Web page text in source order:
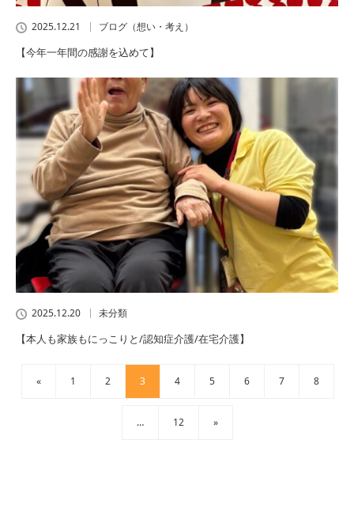
2025.12.21 ブログ（想い・考え）
【今年一年間の感謝を込めて】
2025.12.20 未分類
【本人も家族もにっこりと/認知症介護/在宅介護】
« 1 2 3 4 5 6 7 8
… 12 »